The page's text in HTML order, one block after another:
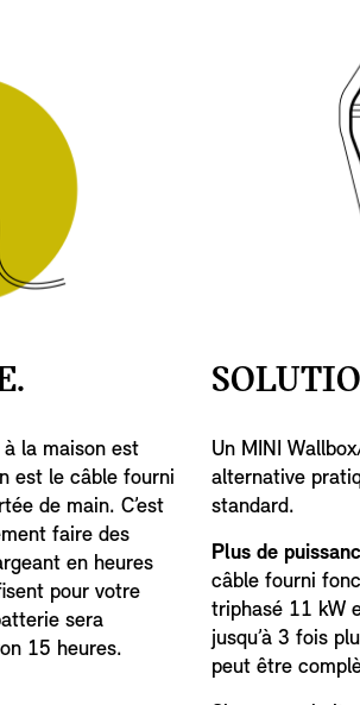
la maison est
est le câble fourni
de main. C’est
faire des
en heures
pour votre
sera
15 heures.
Un MINI
alternative
standard.
Plus de
câble fourni
triphasé 11 kW
jusqu’à 3 fois
peut être